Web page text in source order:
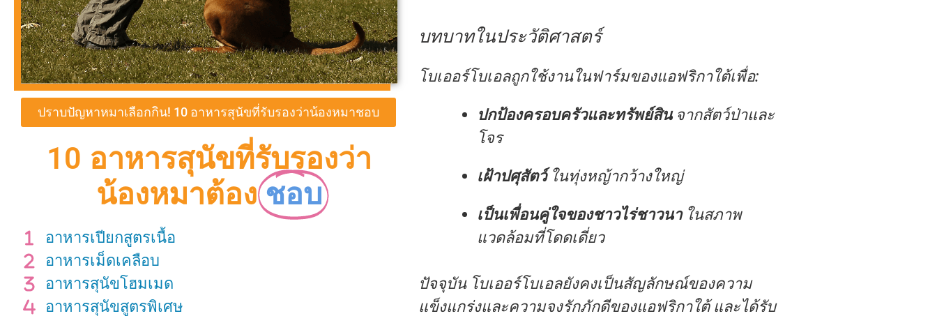
ปราบปัญหาหมาเลือกกิน! 10 อาหารสุนัขที่รับรองว่าน้องหมาชอบ
10 อาหารสุนัขที่รับรองว่า
น้องหมาต้อง ชอบ
อาหารเปียกสูตรเนื้อ
อาหารเม็ดเคลือบ
อาหารสุนัขโฮมเมด
อาหารสุนัขสูตรพิเศษ
บทบาทในประวัติศาสตร์
โบเออร์โบเอลถูกใช้งานในฟาร์มของแอฟริกาใต้เพื่อ:
ปกป้องครอบครัวและทรัพย์สินจากสัตว์ป่าและ
โจร
เฝ้าปศุสัตว์ในทุ่งหญ้ากว้างใหญ่
เป็นเพื่อนคู่ใจของชาวไร่ชาวนาในสภาพ
แวดล้อมที่โดดเดี่ยว
ปัจจุบัน โบเออร์โบเอลยังคงเป็นสัญลักษณ์ของความ
แข็งแกร่งและความจงรักภักดีของแอฟริกาใต้ และได้รับ